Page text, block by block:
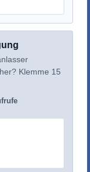
Klemme 15